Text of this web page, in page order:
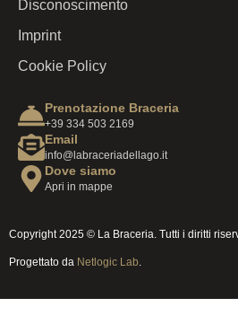
Disconoscimento
Imprint
Cookie Policy
Prenotazione Braceria
+39 334 503 2169
Email
info@labraceriadellago.it
Dove siamo
Apri in mappe
Copyright 2025 © La Braceria. Tutti i diritti
Progettato da Netlogic Lab.